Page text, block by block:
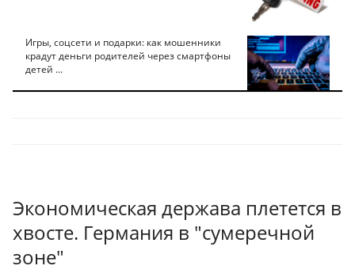
Игры, соцсети и подарки: как мошенники
крадут деньги родителей через смартфоны
детей ...
Экономическая держава плетется в
хвосте. Германия в "сумеречной
зоне"